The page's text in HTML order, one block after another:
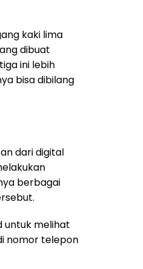
kaki lima
dibuat
ini lebih
bisa dibilang
dari digital
berbagai
untuk melihat
nomor telepon